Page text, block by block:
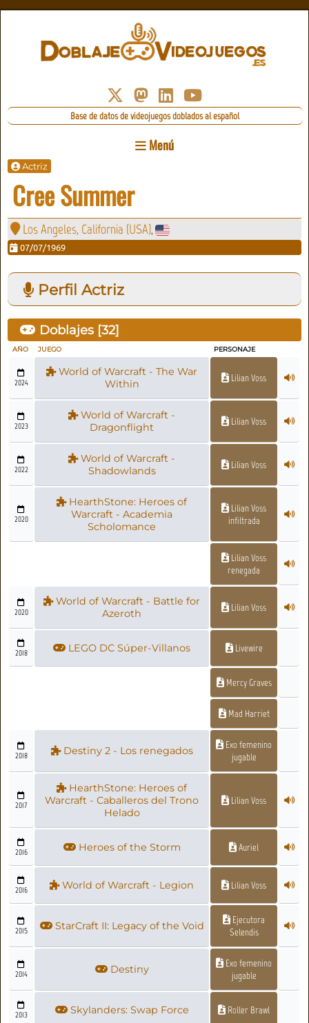
Base de datos de videojuegos doblados al español
Menú
Actriz
Cree Summer
Los Angeles, California (USA),
07/07/1969
Perfil Actriz
Doblajes [32]
AÑO JUEGO PERSONAJE
2024
World of Warcraft - The War
Within
Lilian Voss
2023
World of Warcraft -
Dragonflight
Lilian Voss
2022
World of Warcraft -
Shadowlands
Lilian Voss
2020
HearthStone: Heroes of
Warcraft - Academia
Scholomance
Lilian Voss
infiltrada
Lilian Voss
renegada
2020
World of Warcraft - Battle for
Azeroth
Lilian Voss
2018 LEGO DC Súper-Villanos Livewire
Mercy Graves
Mad Harriet
2018 Destiny 2 - Los renegados
Exo femenino
jugable
2017
HearthStone: Heroes of
Warcraft - Caballeros del Trono
Helado
Lilian Voss
2016 Heroes of the Storm Auriel
2016 World of Warcraft - Legion Lilian Voss
2015 StarCraft II: Legacy of the Void
Ejecutora
Selendis
2014 Destiny
Exo femenino
jugable
2013 Skylanders: Swap Force Roller Brawl